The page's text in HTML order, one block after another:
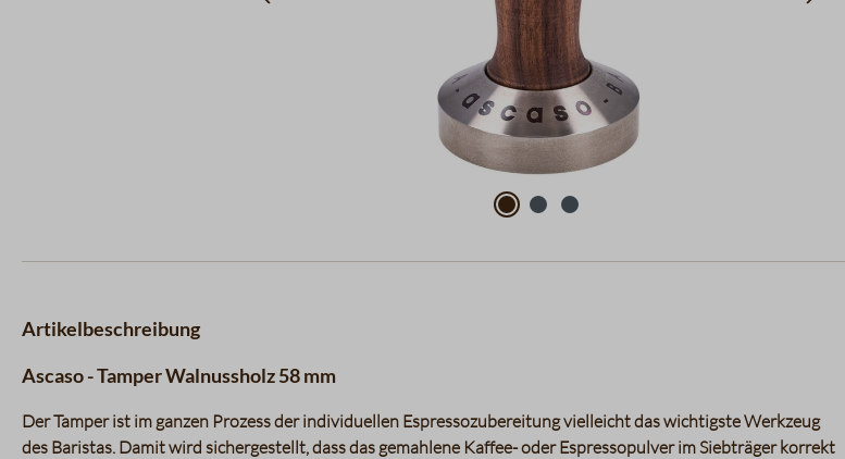
Artikelbeschreibung
Ascaso - Tamper Walnussholz 58 mm
Der Tamper ist im ganzen Prozess der individuellen Espressozubereitung vielleicht das wichtigste Werkzeug
des Baristas. Damit wird sichergestellt, dass das gemahlene Kaffee- oder Espressopulver im Siebträger korrekt